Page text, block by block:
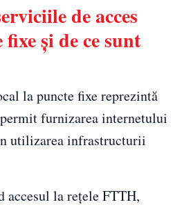
de acces
și de ce sunt
la puncte fixe reprezintă
furnizarea internetului
utilizarea infrastructurii
la rețele FTTH,